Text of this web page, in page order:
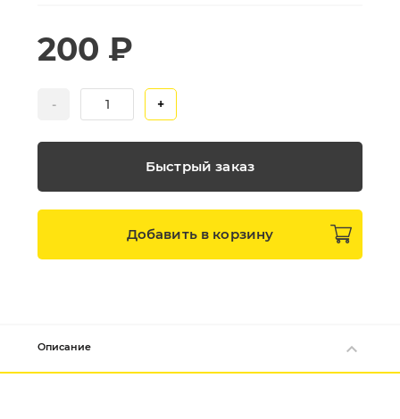
- +
200 ₽
Быстрый заказ
Добавить в корзину
Описание